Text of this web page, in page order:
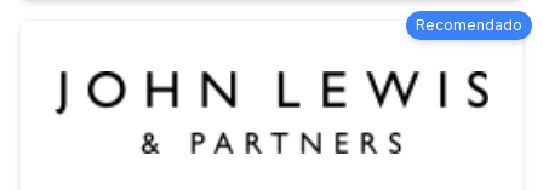
Recomendado